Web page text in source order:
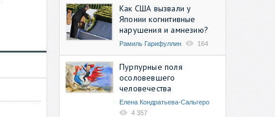
Как США вызвали у
Японии когнитивные
нарушения и амнезию?
Рамиль Гарифуллин 164
Пурпурные поля
осоловевшего
человечества
Елена Кондратьева-Сальгеро
4 357